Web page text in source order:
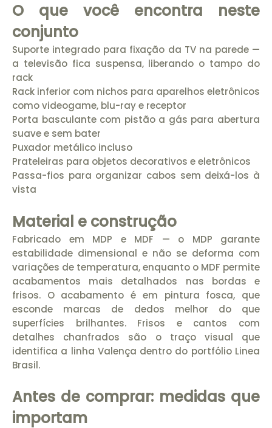
O que você encontra neste
conjunto
Suporte integrado para fixação da TV na parede —
a televisão fica suspensa, liberando o tampo do
rack
Rack inferior com nichos para aparelhos eletrônicos
como videogame, blu-ray e receptor
Porta basculante com pistão a gás para abertura
suave e sem bater
Puxador metálico incluso
Prateleiras para objetos decorativos e eletrônicos
Passa-fios para organizar cabos sem deixá-los à
vista
Material e construção
Fabricado em MDP e MDF — o MDP garante
estabilidade dimensional e não se deforma com
variações de temperatura, enquanto o MDF permite
acabamentos mais detalhados nas bordas e
frisos. O acabamento é em pintura fosca, que
esconde marcas de dedos melhor do que
superfícies brilhantes. Frisos e cantos com
detalhes chanfrados são o traço visual que
identifica a linha Valença dentro do portfólio Linea
Brasil.
Antes de comprar: medidas que
importam